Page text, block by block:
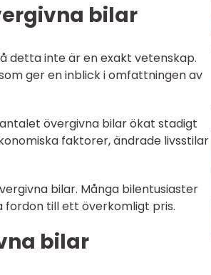
bilar
detta inte är en exakt vetenskap.
ger en inblick i omfattningen av
övergivna bilar ökat stadigt
faktorer, ändrade livsstilar
bilar. Många bilentusiaster
till ett överkomligt pris.
bilar